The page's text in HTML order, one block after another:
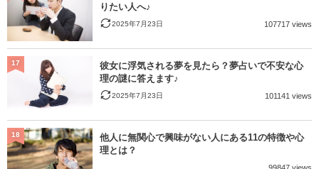
りたい人へ♪
2025年7月23日 107717 views
彼女に浮気される夢を見たら？夢占いで不安な心
理の謎に答えます♪
2025年7月23日 101141 views
17
他人に無関心で興味がない人にある11の特徴や心
理とは？
18